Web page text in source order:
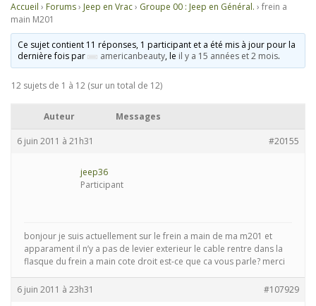
DOCUMENTATIONS FORUMS S’INSCRIRE
CONNEXION
Accueil › Forums› Jeep en Vrac› Groupe 00 : Jeep en Général. › frein a
main M201
Ce sujet contient 11 réponses, 1 participant et a été mis à jour pour la
dernière fois par
americanbeauty, le il y a 15 années et 2 mois.
12 sujets de 1 à 12 (sur un total de 12)
Auteur Messages
6 juin 2011 à 21h31 #20155
jeep36
Participant
bonjour je suis actuellement sur le frein a main de ma m201 et
apparament il n’y a pas de levier exterieur le cable rentre dans la
flasque du frein a main cote droit est-ce que ca vous parle? merci
6 juin 2011 à 23h31 #107929